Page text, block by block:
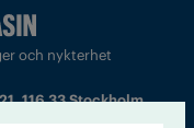
och nykterhet
116 33 Stockholm